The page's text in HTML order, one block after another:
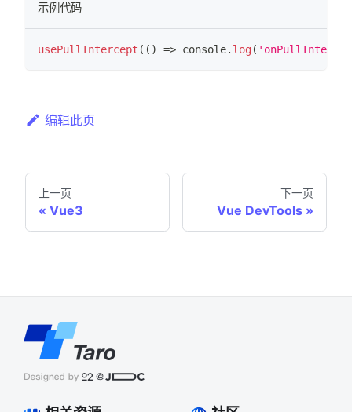
示例代码
usePullIntercept ( ( ) => console. log(
编辑此页
上一页
Vue3
下一页
Vue DevTools